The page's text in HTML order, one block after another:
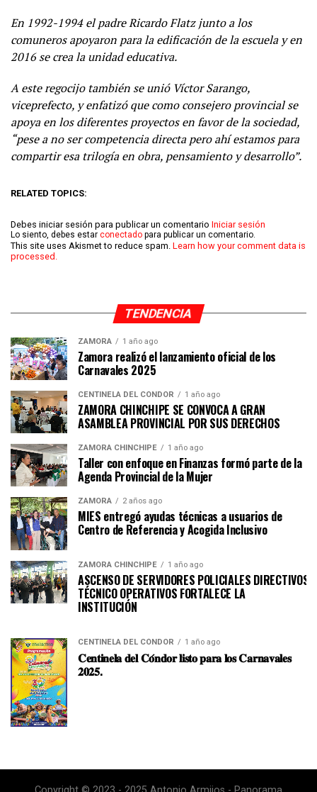
En 1992-1994 el padre Ricardo Flatz junto a los
comuneros apoyaron para la edificación de la escuela y en
2016 se crea la unidad educativa.
A este regocijo también se unió Víctor Sarango,
viceprefecto, y enfatizó que como consejero provincial se
apoya en los diferentes proyectos en favor de la sociedad,
“pese a no ser competencia directa pero ahí estamos para
compartir esa trilogía en obra, pensamiento y desarrollo”.
RELATED TOPICS:
Debes iniciar sesión para publicar un comentario Iniciar sesión
Lo siento, debes estar conectado para publicar un comentario.
This site uses Akismet to reduce spam. Learn how your comment data is
processed.
TENDENCIA
ZAMORA 1 año ago
Zamora realizó el lanzamiento oficial de los
Carnavales 2025
CENTINELA DEL CÓNDOR 1 año ago
ZAMORA CHINCHIPE SE CONVOCA A GRAN
ASAMBLEA PROVINCIAL POR SUS DERECHOS
ZAMORA CHINCHIPE 1 año ago
Taller con enfoque en Finanzas formó parte de la
Agenda Provincial de la Mujer
ZAMORA 2 años ago
MIES entregó ayudas técnicas a usuarios de
Centro de Referencia y Acogida Inclusivo
ZAMORA CHINCHIPE 1 año ago
ASCENSO DE SERVIDORES POLICIALES DIRECTIVOS Y
TÉCNICO OPERATIVOS FORTALECE LA
CENTINELA DEL CÓNDOR 1 año ago
𝐂𝐞𝐧𝐭𝐢𝐧𝐞𝐥𝐚 𝐝𝐞𝐥 𝐂𝐨́𝐧𝐝𝐨𝐫 𝐥𝐢𝐬𝐭𝐨 𝐩𝐚𝐫𝐚 𝐥𝐨𝐬 𝐂𝐚𝐫𝐧𝐚𝐯𝐚𝐥𝐞𝐬
𝟐𝟎𝟐𝟓.